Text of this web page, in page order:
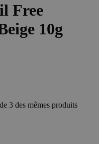
Free
10g
3 des mêmes produits